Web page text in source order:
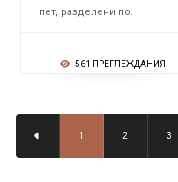
пет, разделени по.
561 ПРЕГЛЕЖДАНИЯ
1 2 3